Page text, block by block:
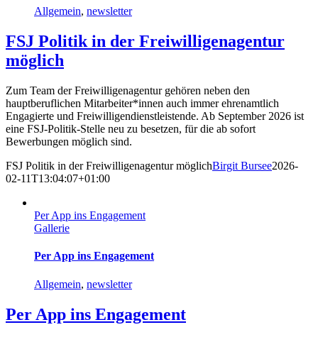
Allgemein, newsletter
FSJ Politik in der Freiwilligenagentur
möglich
Zum Team der Freiwilligenagentur gehören neben den
hauptberuflichen Mitarbeiter*innen auch immer ehrenamtlich
Engagierte und Freiwilligendienstleistende. Ab September 2026 ist
eine FSJ-Politik-Stelle neu zu besetzen, für die ab sofort
Bewerbungen möglich sind.
FSJ Politik in der Freiwilligenagentur möglichBirgit Bursee2026-
02-11T13:04:07+01:00
Per App ins Engagement
Gallerie
Per App ins Engagement
Allgemein, newsletter
Per App ins Engagement